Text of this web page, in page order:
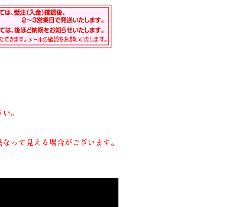
。
って見える場合がございます。